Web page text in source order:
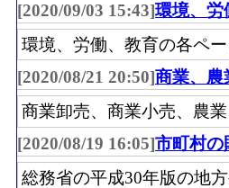
[2020/09/03 15:43]環境、労
環境、労働、教育の各ペ
[2020/08/21 20:50]商業、農
商業卸売、商業小売、農
[2020/08/19 16:05]市町村の
総務省の平成30年版の地